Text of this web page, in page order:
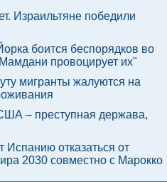
Израильтяне победили
боится беспорядков во
провоцирует их"
мигранты жалуются на
– преступная держава,
Испанию отказаться от
2030 совместно с Марокко